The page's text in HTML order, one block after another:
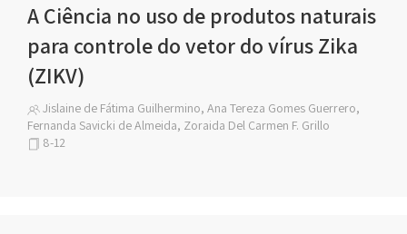
A Ciência no uso de produtos naturais
para controle do vetor do vírus Zika
(ZIKV)
Jislaine de Fátima Guilhermino, Ana Tereza Gomes Guerrero,
Fernanda Savicki de Almeida, Zoraida Del Carmen F. Grillo
8-12